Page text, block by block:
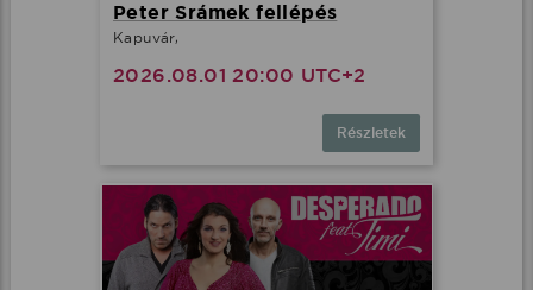
Peter Srámek fellépés
Kapuvár,
2026.08.01 20:00 UTC+2
Részletek